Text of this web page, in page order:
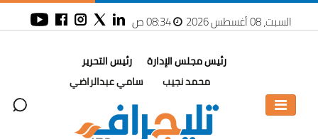
السبت، 08 أغسطس 2026 08:34 ص
رئيس مجلس الإدارة
محمد نجيب
رئيس التحرير
سامي عبدالراضي